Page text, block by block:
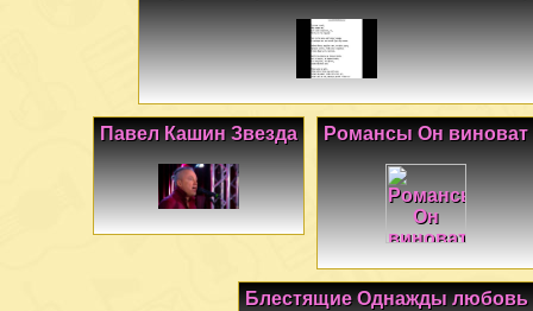
Романсы Он виноват
Павел Кашин Звезда
Блестящие Однажды любовь